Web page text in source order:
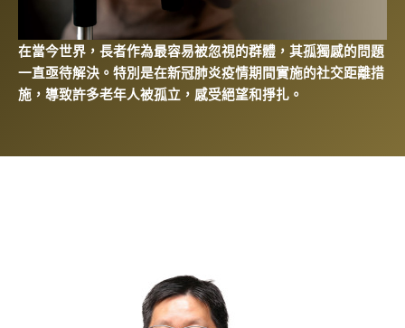
在當今世界，長者作為最容易被忽視的群體，其孤獨感的問題
一直亟待解決。特別是在新冠肺炎疫情期間實施的社交距離措
施，導致許多老年人被孤立，感受絕望和掙扎。